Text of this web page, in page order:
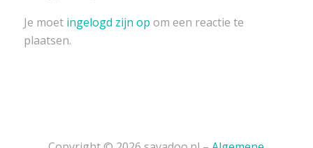
Je moet ingelogd zijn op om een reactie te
plaatsen.